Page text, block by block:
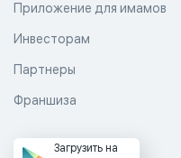
Приложение для имамов
Инвесторам
Партнеры
Франшиза
Загрузить на